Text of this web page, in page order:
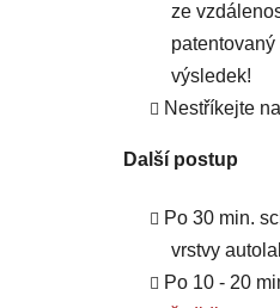
ze
patentovaný
výsledek!
Nestříkejte
Další postup
Po 30 min.
vrstvy
Po 10 - 20